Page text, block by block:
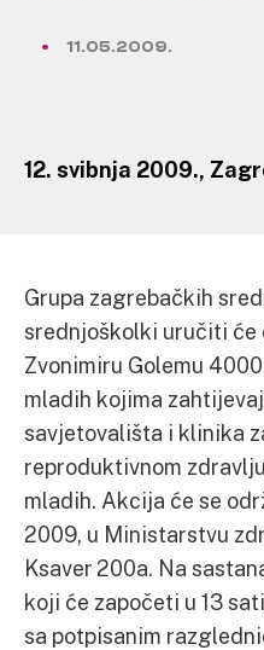
11.05.2009.
12. svibnja 2009.,
Grupa zagrebačkih
srednjoškolki uručiti će
Zvonimiru Golemu
mladih kojima
savjetovališta i klinika
reproduktivnom
mladih. Akcija će se
2009, u Ministarstvu
Ksaver 200a. Na
koji će započeti u 13
sa potpisanim